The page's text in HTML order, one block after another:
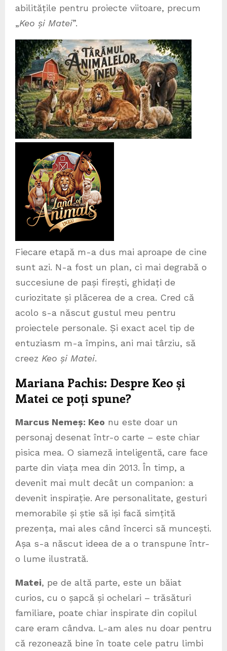
abilitățile pentru proiecte viitoare, precum
„Keo și Matei”.
Fiecare etapă m-a dus mai aproape de cine
sunt azi. N-a fost un plan, ci mai degrabă o
succesiune de pași firești, ghidați de
curiozitate și plăcerea de a crea. Cred că
acolo s-a născut gustul meu pentru
proiectele personale. Și exact acel tip de
entuziasm m-a împins, ani mai târziu, să
creez Keo și Matei.
Mariana Pachis: Despre Keo și
Matei ce poți spune?
Marcus Nemeș: Keo nu este doar un
personaj desenat într-o carte – este chiar
pisica mea. O siameză inteligentă, care face
parte din viața mea din 2013. În timp, a
devenit mai mult decât un companion: a
devenit inspirație. Are personalitate, gesturi
memorabile și știe să iși facă simțită
prezența, mai ales când încerci să muncești.
Așa s-a născut ideea de a o transpune într-
o lume ilustrată.
Matei, pe de altă parte, este un băiat
curios, cu o șapcă și ochelari – trăsături
familiare, poate chiar inspirate din copilul
care eram cândva. L-am ales nu doar pentru
că rezonează bine în toate cele patru limbi